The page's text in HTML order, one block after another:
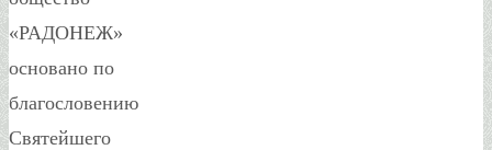
«РАДОНЕЖ»
основано по
благословению
Святейшего